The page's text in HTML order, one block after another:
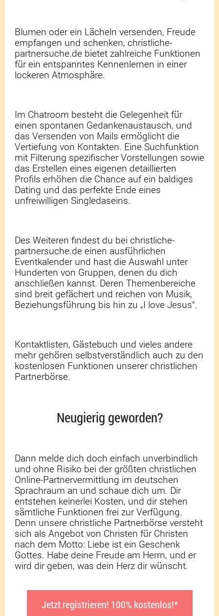
Blumen oder ein Lächeln versenden, Freude
empfangen und schenken, christliche-
partnersuche.de bietet zahlreiche Funktionen
für ein entspanntes Kennenlernen in einer
lockeren Atmosphäre.
Im Chatroom besteht die Gelegenheit für
einen spontanen Gedankenaustausch, und
das Versenden von Mails ermöglicht die
Vertiefung von Kontakten. Eine Suchfunktion
mit Filterung spezifischer Vorstellungen sowie
das Erstellen eines eigenen detaillierten
Profils erhöhen die Chance auf ein baldiges
Dating und das perfekte Ende eines
unfreiwilligen Singledaseins.
Des Weiteren findest du bei christliche-
partnersuche.de einen ausführlichen
Eventkalender und hast die Auswahl unter
Hunderten von Gruppen, denen du dich
anschließen kannst. Deren Themenbereiche
sind breit gefächert und reichen von Musik,
Beziehungsführung bis hin zu „I love Jesus“.
Kontaktlisten, Gästebuch und vieles andere
mehr gehören selbstverständlich auch zu den
kostenlosen Funktionen unserer christlichen
Partnerbörse.
Neugierig geworden?
Dann melde dich doch einfach unverbindlich
und ohne Risiko bei der größten christlichen
Online-Partnervermittlung im deutschen
Sprachraum an und schaue dich um. Dir
entstehen keinerlei Kosten, und dir stehen
sämtliche Funktionen frei zur Verfügung.
Denn unsere christliche Partnerbörse versteht
sich als Angebot von Christen für Christen
nach dem Motto: Liebe ist ein Geschenk
Gottes. Habe deine Freude am Herrn, und er
wird dir geben, was dein Herz dir wünscht.
Jetzt registrieren! 100% kostenlos!*